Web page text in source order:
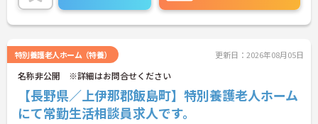
特別養護老人ホーム（特養） 更新日：2026年08月05日
名称非公開 ※詳細はお問合せください
【長野県／上伊那郡飯島町】特別養護老人ホーム
にて常勤生活相談員求人です。